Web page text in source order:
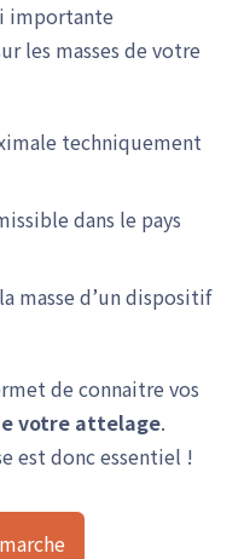
importante
les masses de votre
techniquement
dans le pays
masse d’un dispositif
de connaitre vos
votre attelage.
est donc essentiel !